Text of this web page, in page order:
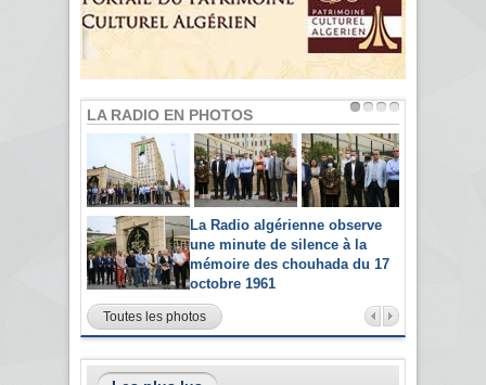
LA RADIO EN PHOTOS
La Radio algérienne observe
une minute de silence à la
mémoire des chouhada du 17
octobre 1961
Toutes les photos